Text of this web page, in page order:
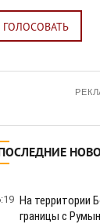
ГОЛОСОВАТЬ
На территории
границы с